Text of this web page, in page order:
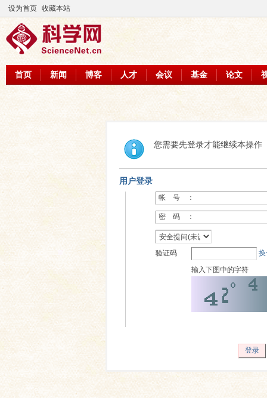
设为首页 收藏本站
首页 新闻 博客 人才 会议 基金 论文
您需要先登录才能继续本操作
用户登录
帐 号 ：
密 码 ：
验证码
输入下图中的字符
登录